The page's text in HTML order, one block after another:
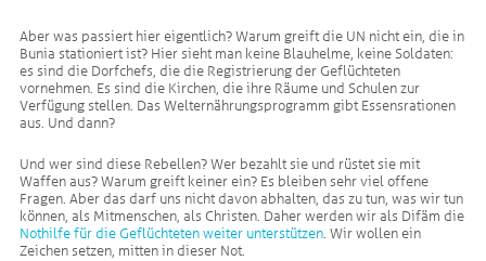
Aber was passiert hier eigentlich? Warum greift die UN nicht ein, die in
Bunia stationiert ist? Hier sieht man keine Blauhelme, keine Soldaten:
es sind die Dorfchefs, die die Registrierung der Geflüchteten
vornehmen. Es sind die Kirchen, die ihre Räume und Schulen zur
Verfügung stellen. Das Welternährungsprogramm gibt Essensrationen
aus. Und dann?
Und wer sind diese Rebellen? Wer bezahlt sie und rüstet sie mit
Waffen aus? Warum greift keiner ein? Es bleiben sehr viel offene
Fragen. Aber das darf uns nicht davon abhalten, das zu tun, was wir tun
können, als Mitmenschen, als Christen. Daher werden wir als Difäm die
Nothilfe für die Geflüchteten weiter unterstützen. Wir wollen ein
Zeichen setzen, mitten in dieser Not.